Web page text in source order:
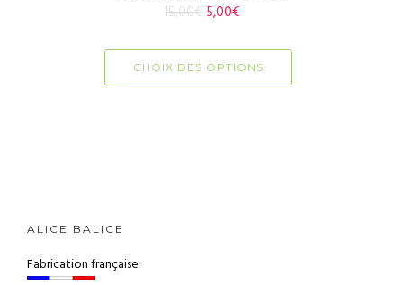
15,00€ 5,00€
CHOIX DES OPTIONS
ALICE BALICE
Fabrication française